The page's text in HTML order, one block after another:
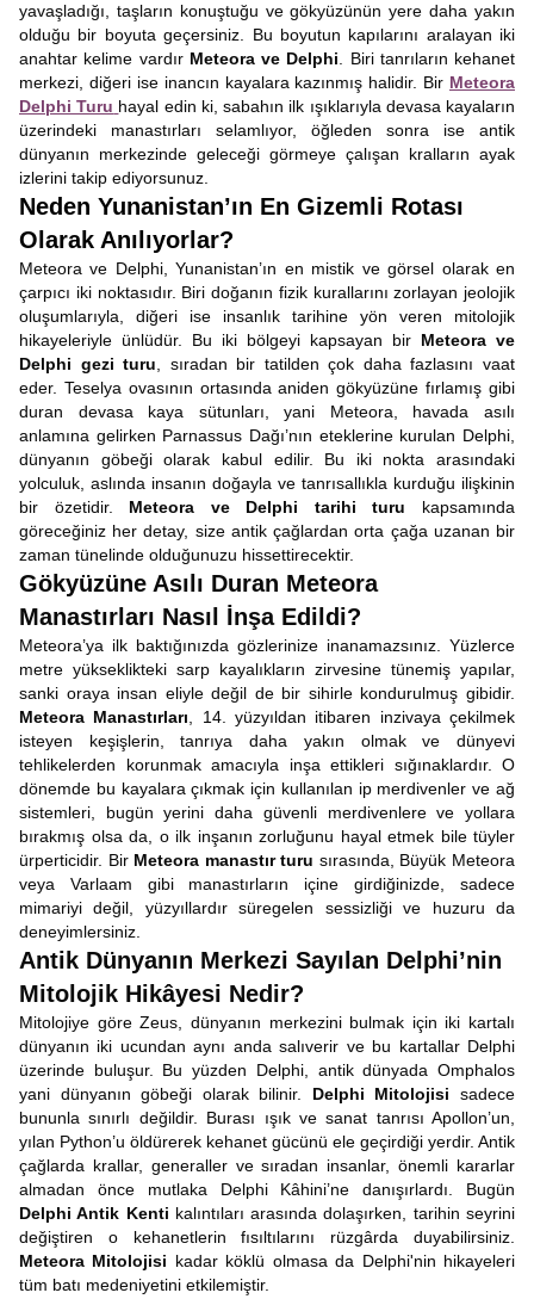
yavaşladığı, taşların konuştuğu ve gökyüzünün yere daha yakın
olduğu bir boyuta geçersiniz. Bu boyutun kapılarını aralayan iki
anahtar kelime vardır Meteora ve Delphi . Biri tanrıların kehanet
merkezi, diğeri ise inancın kayalara kazınmış halidir. Bir Meteora
Delphi Turu hayal edin ki, sabahın ilk ışıklarıyla devasa kayaların
üzerindeki manastırları selamlıyor, öğleden sonra ise antik
dünyanın merkezinde geleceği görmeye çalışan kralların ayak
izlerini takip ediyorsunuz.
Neden Yunanistan’ın En Gizemli Rotası
Olarak Anılıyorlar?
Meteora ve Delphi, Yunanistan’ın en mistik ve görsel olarak en
çarpıcı iki noktasıdır. Biri doğanın fizik kurallarını zorlayan jeolojik
oluşumlarıyla, diğeri ise insanlık tarihine yön veren mitolojik
hikayeleriyle ünlüdür. Bu iki bölgeyi kapsayan bir Meteora ve
Delphi gezi turu , sıradan bir tatilden çok daha fazlasını vaat
eder. Teselya ovasının ortasında aniden gökyüzüne fırlamış gibi
duran devasa kaya sütunları, yani Meteora, havada asılı
anlamına gelirken Parnassus Dağı’nın eteklerine kurulan Delphi,
dünyanın göbeği olarak kabul edilir. Bu iki nokta arasındaki
yolculuk, aslında insanın doğayla ve tanrısallıkla kurduğu ilişkinin
bir özetidir. Meteora ve Delphi tarihi turu kapsamında
göreceğiniz her detay, size antik çağlardan orta çağa uzanan bir
zaman tünelinde olduğunuzu hissettirecektir.
Gökyüzüne Asılı Duran Meteora
Manastırları Nasıl İnşa Edildi?
Meteora’ya ilk baktığınızda gözlerinize inanamazsınız. Yüzlerce
metre yükseklikteki sarp kayalıkların zirvesine tünemiş yapılar,
sanki oraya insan eliyle değil de bir sihirle kondurulmuş gibidir.
Meteora Manastırları , 14. yüzyıldan itibaren inzivaya çekilmek
isteyen keşişlerin, tanrıya daha yakın olmak ve dünyevi
tehlikelerden korunmak amacıyla inşa ettikleri sığınaklardır. O
dönemde bu kayalara çıkmak için kullanılan ip merdivenler ve ağ
sistemleri, bugün yerini daha güvenli merdivenlere ve yollara
bırakmış olsa da, o ilk inşanın zorluğunu hayal etmek bile tüyler
ürperticidir. Bir Meteora manastır turu sırasında, Büyük Meteora
veya Varlaam gibi manastırların içine girdiğinizde, sadece
mimariyi değil, yüzyıllardır süregelen sessizliği ve huzuru da
deneyimlersiniz.
Antik Dünyanın Merkezi Sayılan Delphi’nin
Mitolojik Hikâyesi Nedir?
Mitolojiye göre Zeus, dünyanın merkezini bulmak için iki kartalı
dünyanın iki ucundan aynı anda salıverir ve bu kartallar Delphi
üzerinde buluşur. Bu yüzden Delphi, antik dünyada Omphalos
yani dünyanın göbeği olarak bilinir. Delphi Mitolojisi sadece
bununla sınırlı değildir. Burası ışık ve sanat tanrısı Apollon’un,
yılan Python’u öldürerek kehanet gücünü ele geçirdiği yerdir. Antik
çağlarda krallar, generaller ve sıradan insanlar, önemli kararlar
almadan önce mutlaka Delphi Kâhini’ne danışırlardı. Bugün
Delphi Antik Kenti kalıntıları arasında dolaşırken, tarihin seyrini
değiştiren o kehanetlerin fısıltılarını rüzgârda duyabilirsiniz.
Meteora Mitolojisi kadar köklü olmasa da Delphi'nin hikayeleri
tüm batı medeniyetini etkilemiştir.